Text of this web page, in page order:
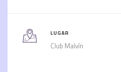
LUGAR
Club Malvín